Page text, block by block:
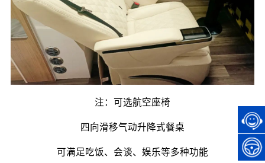
注：可选航空座椅
四向滑移气动升降式餐桌
可满足吃饭、会谈、娱乐等多种功能